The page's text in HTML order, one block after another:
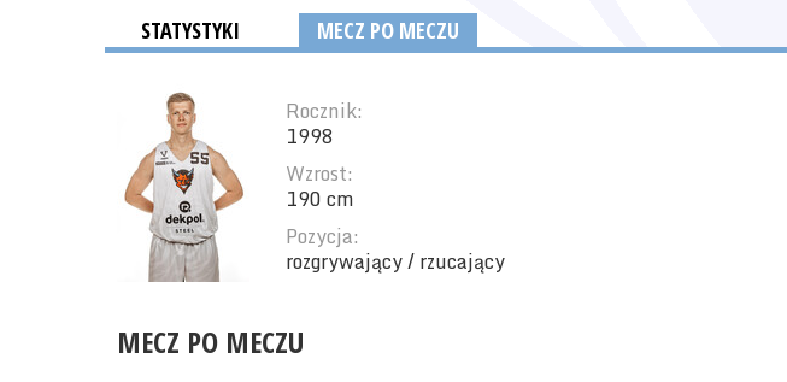
STATYSTYKI MECZ PO MECZU
Rocznik:
1998
Wzrost:
190 cm
Pozycja:
rozgrywający / rzucający
MECZ PO MECZU